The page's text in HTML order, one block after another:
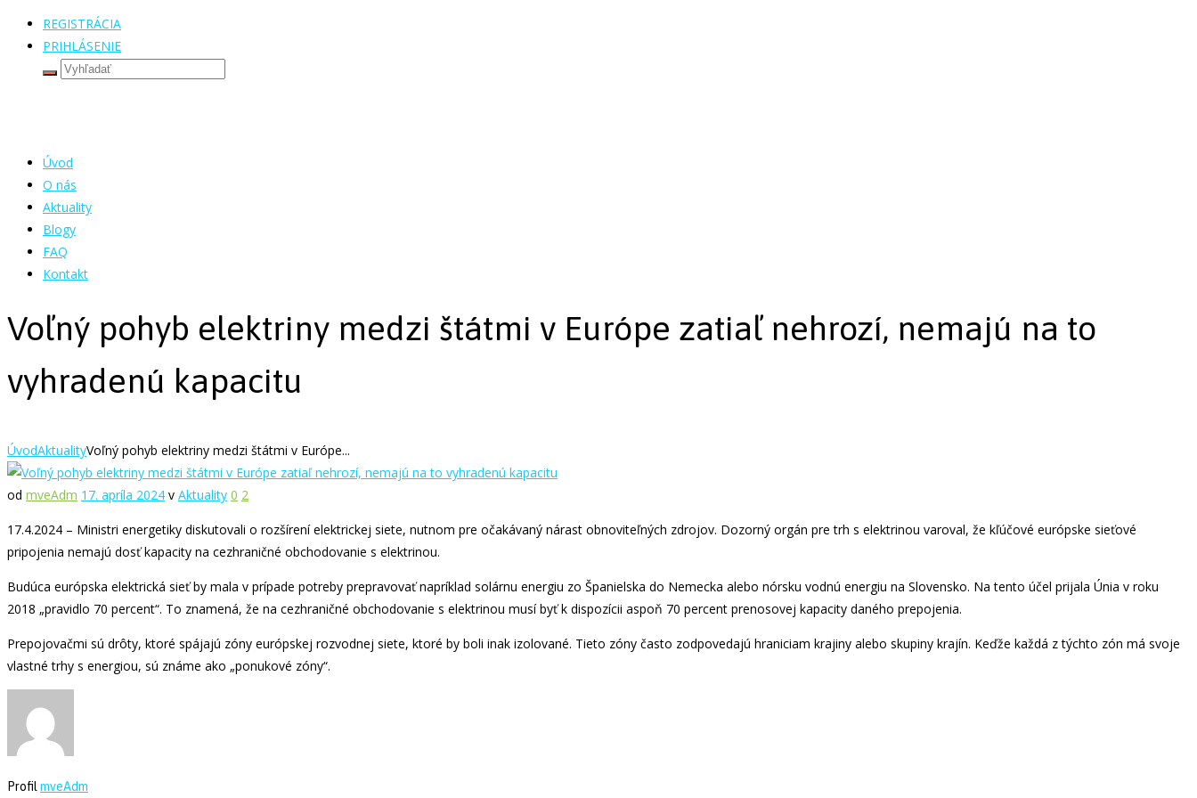
REGISTRÁCIA
PRIHLÁSENIE
Úvod
O nás
Aktuality
Blogy
FAQ
Kontakt
Voľný pohyb elektriny medzi štátmi v Európe zatiaľ nehrozí, nemajú na to
vyhradenú kapacitu
ÚvodAktualityVoľný pohyb elektriny medzi štátmi v Európe...
od mveAdm 17. apríla 2024 v Aktuality 0 2
17.4.2024 – Ministri energetiky diskutovali o rozšírení elektrickej siete, nutnom pre očakávaný nárast obnoviteľných zdrojov. Dozorný orgán pre trh s elektrinou varoval, že kľúčové európske sieťové
pripojenia nemajú dosť kapacity na cezhraničné obchodovanie s elektrinou.
Budúca európska elektrická sieť by mala v prípade potreby prepravovať napríklad solárnu energiu zo Španielska do Nemecka alebo nórsku vodnú energiu na Slovensko. Na tento účel prijala Únia v roku
2018 „pravidlo 70 percent“. To znamená, že na cezhraničné obchodovanie s elektrinou musí byť k dispozícii aspoň 70 percent prenosovej kapacity daného prepojenia.
Prepojovačmi sú drôty, ktoré spájajú zóny európskej rozvodnej siete, ktoré by boli inak izolované. Tieto zóny často zodpovedajú hraniciam krajiny alebo skupiny krajín. Keďže každá z týchto zón má svoje
vlastné trhy s energiou, sú známe ako „ponukové zóny“.
Profil mveAdm